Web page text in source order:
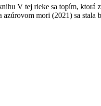
V tej rieke sa topím, ktorá
mori (2021) sa stala